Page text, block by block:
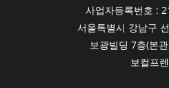
사업자등록번호 :
서울특별시 강남구
보광빌딩 7층(본
보컬프